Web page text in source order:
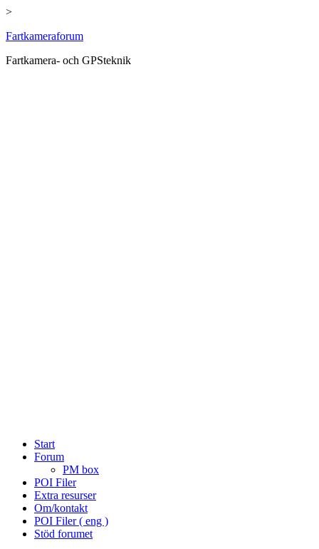
>
Hoppa
innehåll
Fartkameraforum
Fartkamera- och GPSteknik
Start
Forum
PM box
POI Filer
Extra resurser
Om/kontakt
POI Filer ( eng )
Stöd forumet